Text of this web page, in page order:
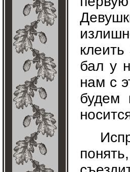
бал у
нам с
будем